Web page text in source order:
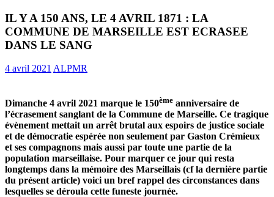
IL Y A 150 ANS, LE 4 AVRIL 1871 : LA
COMMUNE DE MARSEILLE EST ECRASEE
DANS LE SANG
4 avril 2021 ALPMR
Dimanche 4 avril 2021 marque le 150ème anniversaire de
l’écrasement sanglant de la Commune de Marseille. Ce tragique
évènement mettait un arrêt brutal aux espoirs de justice sociale
et de démocratie espérée non seulement par Gaston Crémieux
et ses compagnons mais aussi par toute une partie de la
population marseillaise. Pour marquer ce jour qui resta
longtemps dans la mémoire des Marseillais (cf la dernière partie
du présent article) voici un bref rappel des circonstances dans
lesquelles se déroula cette funeste journée.